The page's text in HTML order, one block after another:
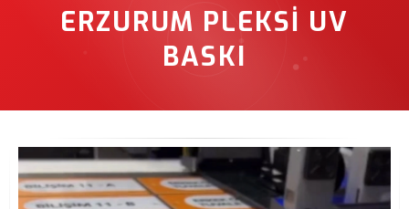
ERZURUM PLEKSI UV
BASKI